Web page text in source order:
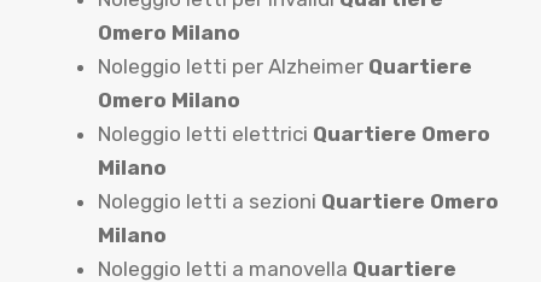
Omero Milano
Noleggio letti per Alzheimer Quartiere
Omero Milano
Noleggio letti elettrici Quartiere Omero
Milano
Noleggio letti a sezioni Quartiere Omero
Milano
Noleggio letti a manovella Quartiere